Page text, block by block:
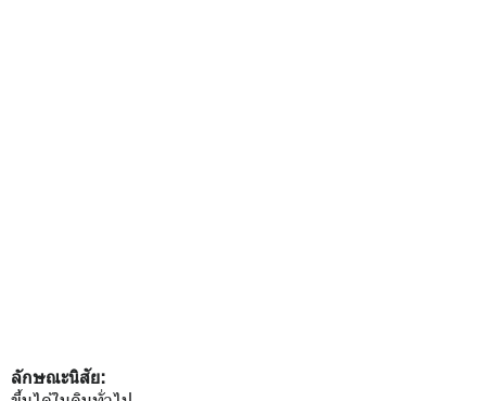
ลักษณะนิสัย: